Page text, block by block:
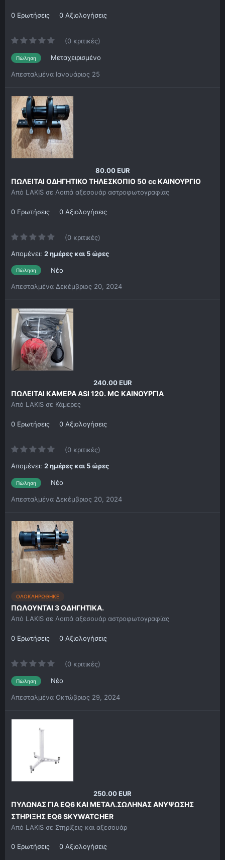
0 Ερωτήσεις 0 Αξιολογήσεις
(0 κριτικές)
Πώληση Μεταχειρισμένο
Απεσταλμένα Ιανουάριος 25
80.00 EUR
ΠΩΛΕΙΤΑΙ ΟΔΗΓΗΤΙΚΟ ΤΗΛΕΣΚΟΠΙΟ 50 cc ΚΑΙΝΟΥΡΓΙΟ
Από LAKIS σε Λοιπά αξεσουάρ αστροφωτογραφίας
0 Ερωτήσεις 0 Αξιολογήσεις
(0 κριτικές)
Απομένει: 2 ημέρες και 5 ώρες
Πώληση Νέο
Απεσταλμένα Δεκέμβριος 20, 2024
240.00 EUR
ΠΩΛΕΙΤΑΙ ΚΑΜΕΡΑ ASI 120. MC ΚΑΙΝΟΥΡΓΙΑ
Από LAKIS σε Κάμερες
0 Ερωτήσεις 0 Αξιολογήσεις
(0 κριτικές)
Απομένει: 2 ημέρες και 5 ώρες
Πώληση Νέο
Απεσταλμένα Δεκέμβριος 20, 2024
ΟΛΟΚΛΗΡΩΘΗΚΕ
ΠΩΛΟΥΝΤΑΙ 3 ΟΔΗΓΗΤΙΚΑ.
Από LAKIS σε Λοιπά αξεσουάρ αστροφωτογραφίας
0 Ερωτήσεις 0 Αξιολογήσεις
(0 κριτικές)
Πώληση Νέο
Απεσταλμένα Οκτώβριος 29, 2024
250.00 EUR
ΠΥΛΩΝΑΣ ΓΙΑ ΕQ6 ΚΑΙ ΜΕΤΑΛ.ΣΩΛΗΝΑΣ ΑΝΥΨΩΣΗΣ
ΣΤΗΡΙΞΗΣ EQ6 SKYWATCHER
Από LAKIS σε Στηρίξεις και αξεσουάρ
0 Ερωτήσεις 0 Αξιολογήσεις